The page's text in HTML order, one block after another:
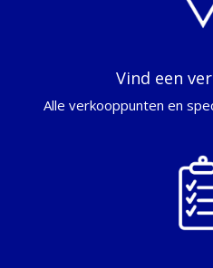
Vind een
Alle verkooppunten en